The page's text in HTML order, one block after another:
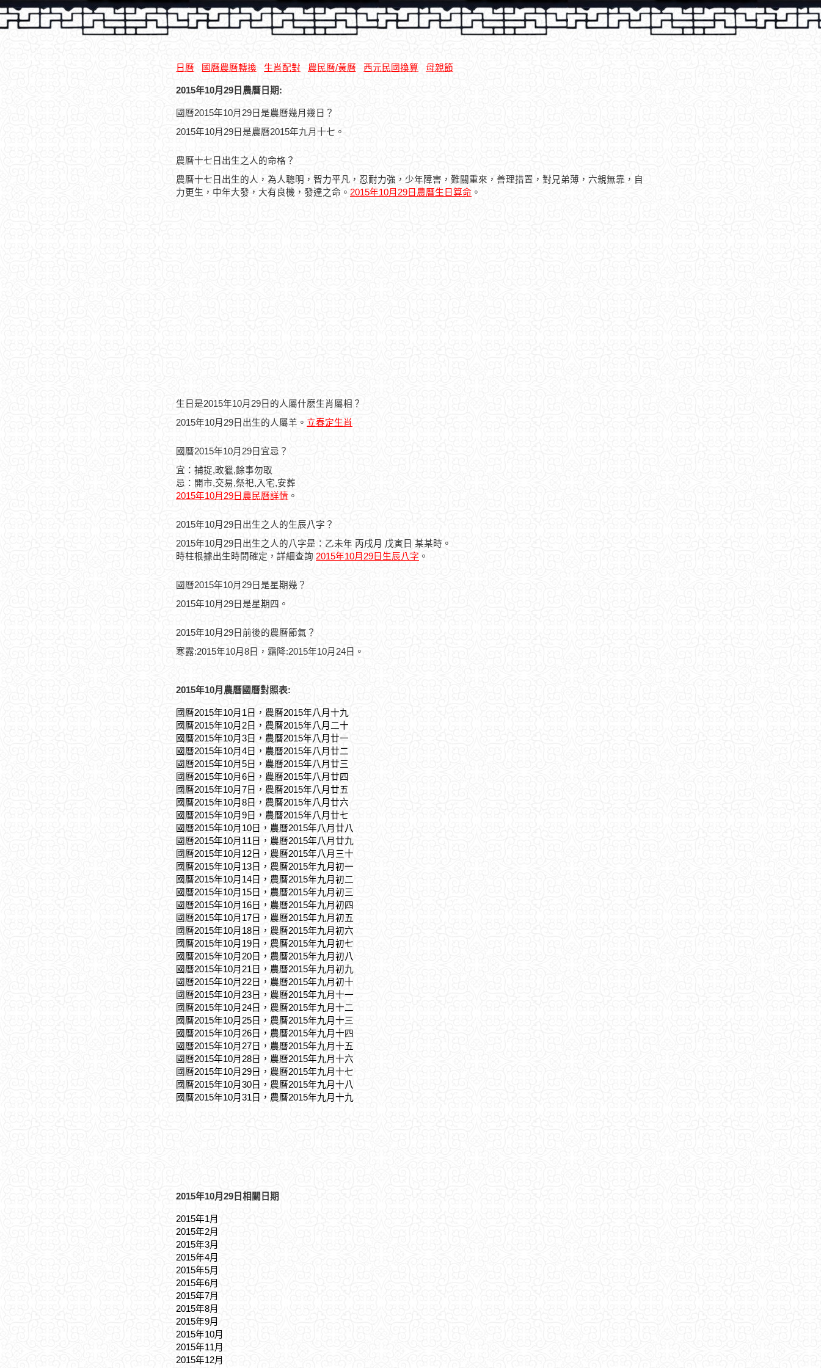
日曆 國曆農曆轉換 生肖配對 農民曆/黃曆 西元民國換算 母親節
2015年10月29日農曆日期:
國曆2015年10月29日是農曆幾月幾日？
2015年10月29日是農曆2015年九月十七。
農曆十七日出生之人的命格？
農曆十七日出生的人，為人聰明，智力平凡，忍耐力強，少年障害，難關重來，善理措置，對兄弟薄，六親無靠，自
力更生，中年大發，大有良機，發達之命。 2015年10月29日農曆生日算命 。
生日是2015年10月29日的人屬什麽生肖屬相？
2015年10月29日出生的人屬羊。 立春定生肖
國曆2015年10月29日宜忌？
宜：捕捉,畋獵,餘事勿取
忌：開市,交易,祭祀,入宅,安葬
2015年10月29日農民曆詳情 。
2015年10月29日出生之人的生辰八字？
2015年10月29日出生之人的八字是：乙未年 丙戌月 戊寅日 某某時。
時柱根據出生時間確定，詳細查詢 2015年10月29日生辰八字 。
國曆2015年10月29日是星期幾？
2015年10月29日是星期四。
2015年10月29日前後的農曆節氣？
寒露:2015年10月8日，霜降:2015年10月24日。
2015年10月農曆國曆對照表:
國曆2015年10月1日，農曆2015年八月十九
國曆2015年10月2日，農曆2015年八月二十
國曆2015年10月3日，農曆2015年八月廿一
國曆2015年10月4日，農曆2015年八月廿二
國曆2015年10月5日，農曆2015年八月廿三
國曆2015年10月6日，農曆2015年八月廿四
國曆2015年10月7日，農曆2015年八月廿五
國曆2015年10月8日，農曆2015年八月廿六
國曆2015年10月9日，農曆2015年八月廿七
國曆2015年10月10日，農曆2015年八月廿八
國曆2015年10月11日，農曆2015年八月廿九
國曆2015年10月12日，農曆2015年八月三十
國曆2015年10月13日，農曆2015年九月初一
國曆2015年10月14日，農曆2015年九月初二
國曆2015年10月15日，農曆2015年九月初三
國曆2015年10月16日，農曆2015年九月初四
國曆2015年10月17日，農曆2015年九月初五
國曆2015年10月18日，農曆2015年九月初六
國曆2015年10月19日，農曆2015年九月初七
國曆2015年10月20日，農曆2015年九月初八
國曆2015年10月21日，農曆2015年九月初九
國曆2015年10月22日，農曆2015年九月初十
國曆2015年10月23日，農曆2015年九月十一
國曆2015年10月24日，農曆2015年九月十二
國曆2015年10月25日，農曆2015年九月十三
國曆2015年10月26日，農曆2015年九月十四
國曆2015年10月27日，農曆2015年九月十五
國曆2015年10月28日，農曆2015年九月十六
國曆2015年10月29日，農曆2015年九月十七
國曆2015年10月30日，農曆2015年九月十八
國曆2015年10月31日，農曆2015年九月十九
2015年10月29日相關日期
2015年1月
2015年2月
2015年3月
2015年4月
2015年5月
2015年6月
2015年7月
2015年8月
2015年9月
2015年10月
2015年11月
2015年12月